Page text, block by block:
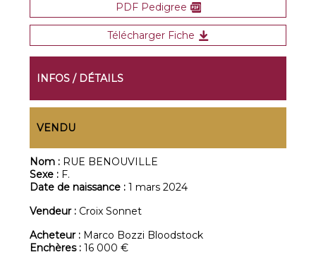
PDF Pedigree
Télécharger Fiche
INFOS / DÉTAILS
VENDU
Nom : RUE BENOUVILLE
Sexe : F.
Date de naissance :1 mars 2024
Vendeur : Croix Sonnet
Acheteur : Marco Bozzi Bloodstock
Enchères :16 000 €